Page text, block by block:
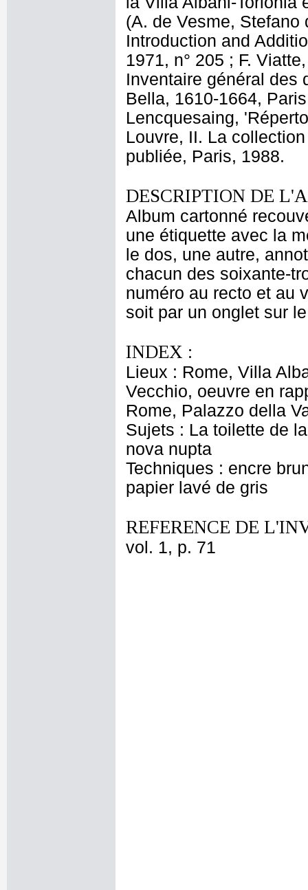
(A. de Vesme,
Introduction and
1971, n° 205 ; F.
Inventaire général des
Bella, 1610-1664,
Lencquesaing,
Louvre, II. La
publiée, Paris, 1988.
DESCRIPTION DE
Album cartonné
une étiquette avec la
le dos, une autre,
chacun des soixante-
numéro au recto et au
soit par un onglet sur
INDEX :
Lieux : Rome, Villa
Vecchio, oeuvre en
Rome, Palazzo della
Sujets : La toilette de
nova nupta
Techniques : encre
papier lavé de gris
REFERENCE DE
vol. 1, p. 71